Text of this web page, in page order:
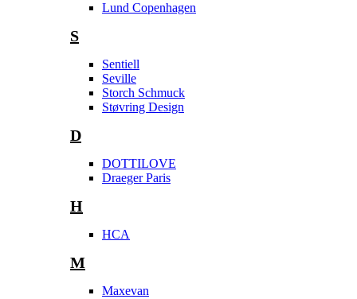
Lund Copenhagen
S
Sentiell
Seville
Storch Schmuck
Støvring Design
D
DOTTILOVE
Draeger Paris
H
HCA
M
Maxevan